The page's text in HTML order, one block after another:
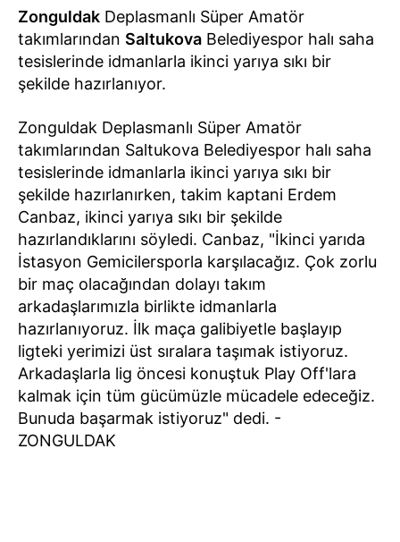
Zonguldak Deplasmanlı Süper Amatör
takımlarından Saltukova Belediyespor halı saha
tesislerinde idmanlarla ikinci yarıya sıkı bir
şekilde hazırlanıyor.
Zonguldak Deplasmanlı Süper Amatör
takımlarından Saltukova Belediyespor halı saha
tesislerinde idmanlarla ikinci yarıya sıkı bir
şekilde hazırlanırken, takim kaptani Erdem
Canbaz, ikinci yarıya sıkı bir şekilde
hazırlandıklarını söyledi. Canbaz, "İkinci yarıda
İstasyon Gemicilersporla karşılacağız. Çok zorlu
bir maç olacağından dolayı takım
arkadaşlarımızla birlikte idmanlarla
hazırlanıyoruz. İlk maça galibiyetle başlayıp
ligteki yerimizi üst sıralara taşımak istiyoruz.
Arkadaşlarla lig öncesi konuştuk Play Off'lara
kalmak için tüm gücümüzle mücadele edeceğiz.
Bunuda başarmak istiyoruz" dedi. -
ZONGULDAK